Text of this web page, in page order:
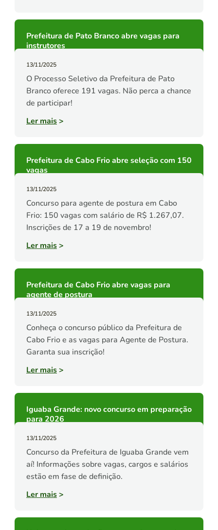
Prefeitura de Pato Branco abre vagas para
instrutores
13/11/2025
O Processo Seletivo da Prefeitura de Pato
Branco oferece 191 vagas. Não perca a chance
de participar!
Ler mais>
Prefeitura de Cabo Frio abre seleção com 150
vagas
13/11/2025
Concurso para agente de postura em Cabo
Frio: 150 vagas com salário de R$ 1.267,07.
Inscrições de 17 a 19 de novembro!
Ler mais>
Prefeitura de Cabo Frio abre vagas para
agente de postura
13/11/2025
Conheça o concurso público da Prefeitura de
Cabo Frio e as vagas para Agente de Postura.
Garanta sua inscrição!
Ler mais>
Iguaba Grande: novo concurso em preparação
para 2026
13/11/2025
Concurso da Prefeitura de Iguaba Grande vem
aí! Informações sobre vagas, cargos e salários
estão em fase de definição.
Ler mais>